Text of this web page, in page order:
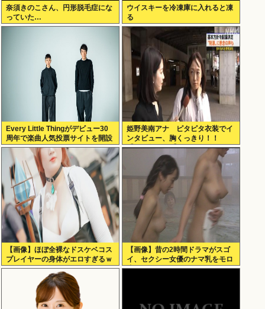
奈須きのこさん、円形脱毛症にな
っていた…
ウイスキーを冷凍庫に入れると凍
る
Every Little Thingがデビュー30
周年で楽曲人気投票サイトを開設
俺はもちろんFace the Changeに
入れてきたぞ
姫野美南アナ ピタピタ衣装でイ
ンタビュー、胸くっきり！！
【GIF動画あり】
【画像】ほぼ全裸なドスケベコス
プレイヤーの身体がエロすぎるｗ
ｗｗ
【画像】昔の2時間ドラマがスゴ
イ、セクシー女優のナマ乳をモロ
流し